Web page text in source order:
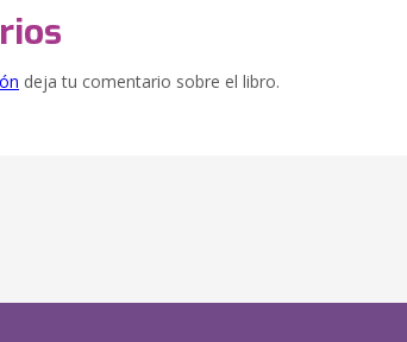
deja tu comentario sobre el libro.